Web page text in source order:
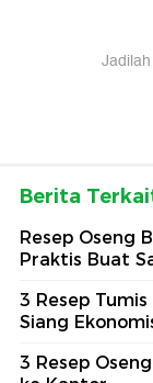
Berita
Resep Oseng
Praktis Buat
3 Resep
Siang
3 Resep